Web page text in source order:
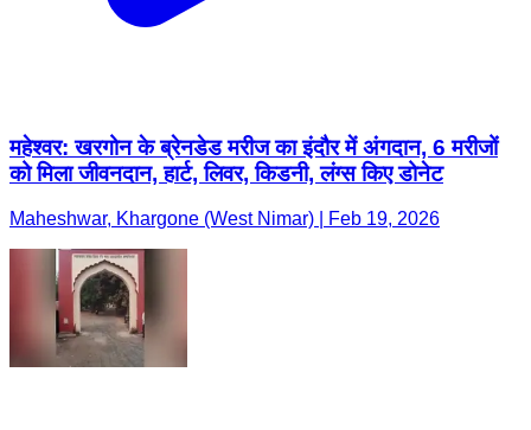
महेश्वर: खरगोन के ब्रेनडेड मरीज का इंदौर में अंगदान, 6 मरीजों
को मिला जीवनदान, हार्ट, लिवर, किडनी, लंग्स किए डोनेट
Maheshwar, Khargone (West Nimar) | Feb 19, 2026